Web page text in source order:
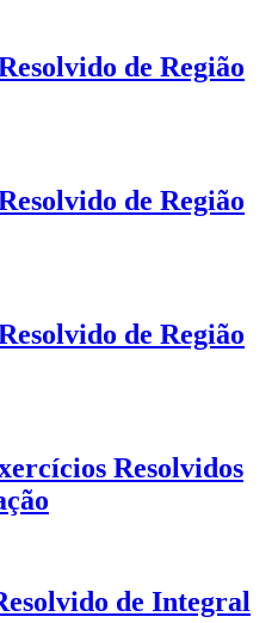
de Região
de Região
de Região
Resolvidos
de Integral